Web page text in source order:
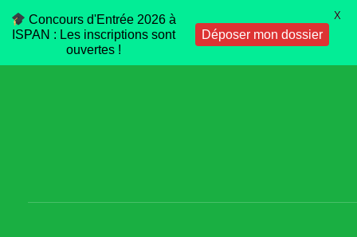
Concours d'Entrée 2026 à
ISPAN : Les inscriptions sont
ouvertes !
Déposer mon dossier
X